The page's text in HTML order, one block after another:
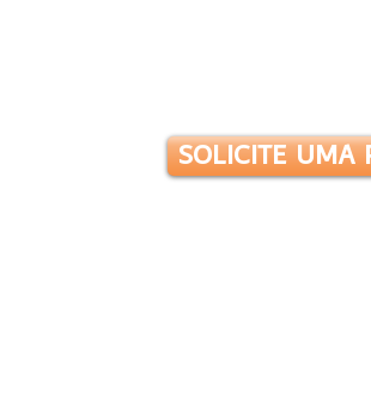
SOLICITE UMA